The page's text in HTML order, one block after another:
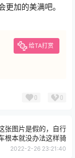
加的美满吧。
给TA打赏
0 0
张图片是假的，自行
根本就没办法这样骑
2022-2-26 23:21:40